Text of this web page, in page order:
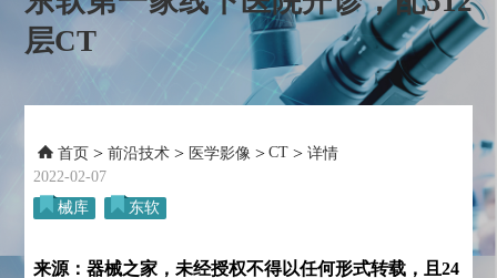
层CT
首页 > 前沿技术 > 医学影像 > CT > 详情
2022-02-07
械库
东软
来源：器械之家，未经授权不得以任何形式转载，且24